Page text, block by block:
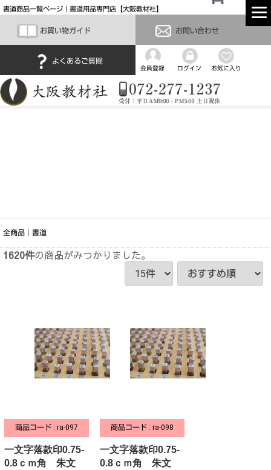
書道商品一覧ページ｜書道用品専門店【大阪教材社】
お買い物ガイド お問い合わせ
よくあるご質問
会員登録 ログイン お気に入り
全商品 書道
1620件の商品がみつかりました。
商品コード : ra-097
一文字落款印0.75-
0.8ｃｍ角 朱文
商品コード : ra-098
一文字落款印0.75-
0.8ｃｍ角 朱文